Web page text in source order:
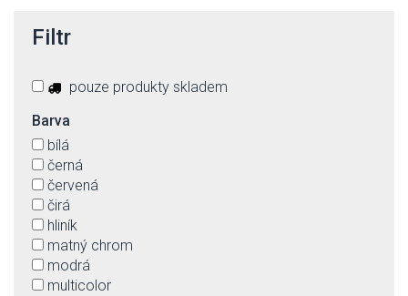
Filtr
pouze produkty skladem
Barva
bílá
černá
červená
čirá
hliník
matný chrom
modrá
multicolor